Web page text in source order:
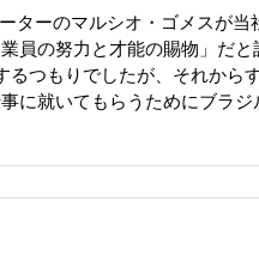
ターのマルシオ・ゴメスが当
員の努力と才能の賜物」だと
つもりでしたが、それから
に就いてもらうためにブラジ